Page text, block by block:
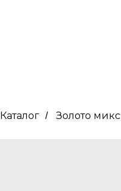
Каталог / Золото микс